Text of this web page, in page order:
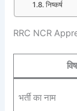
निष्कर्ष
RRC NCR
भर्ती का नाम